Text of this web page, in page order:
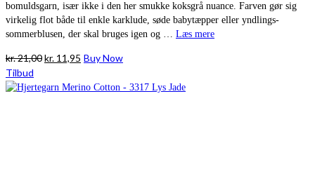
bomuldsgarn, især ikke i den her smukke koksgrå nuance. Farven gør sig
virkelig flot både til enkle karklude, søde babytæpper eller yndlings-
sommerblusen, der skal bruges igen og … Læs mere
kr.21,00Den
pris
kr. 11,95 Den
pris
Buy Now
Tilbud